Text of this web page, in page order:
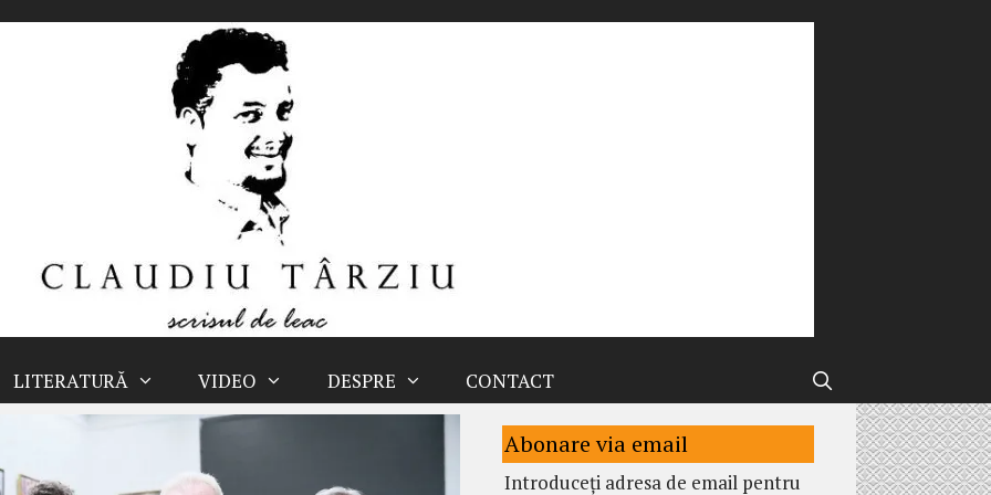
LITERATURĂ VIDEO DESPRE CONTACT
Abonare via email
Introduceți adresa de email pentru